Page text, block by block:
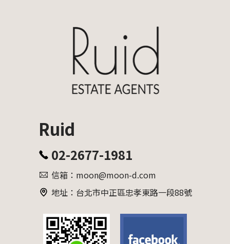
Ruid
02-2677-1981
信箱：moon@moon-d.com
地址：台北市中正區忠孝東路一段88號